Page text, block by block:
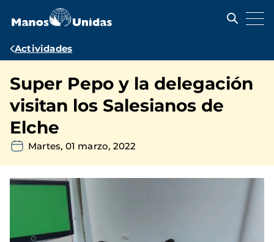
contenido
Ruta
navegación
Actividades
Super Pepo y la delegación
visitan los Salesianos de
Elche
Martes, 01 marzo, 2022